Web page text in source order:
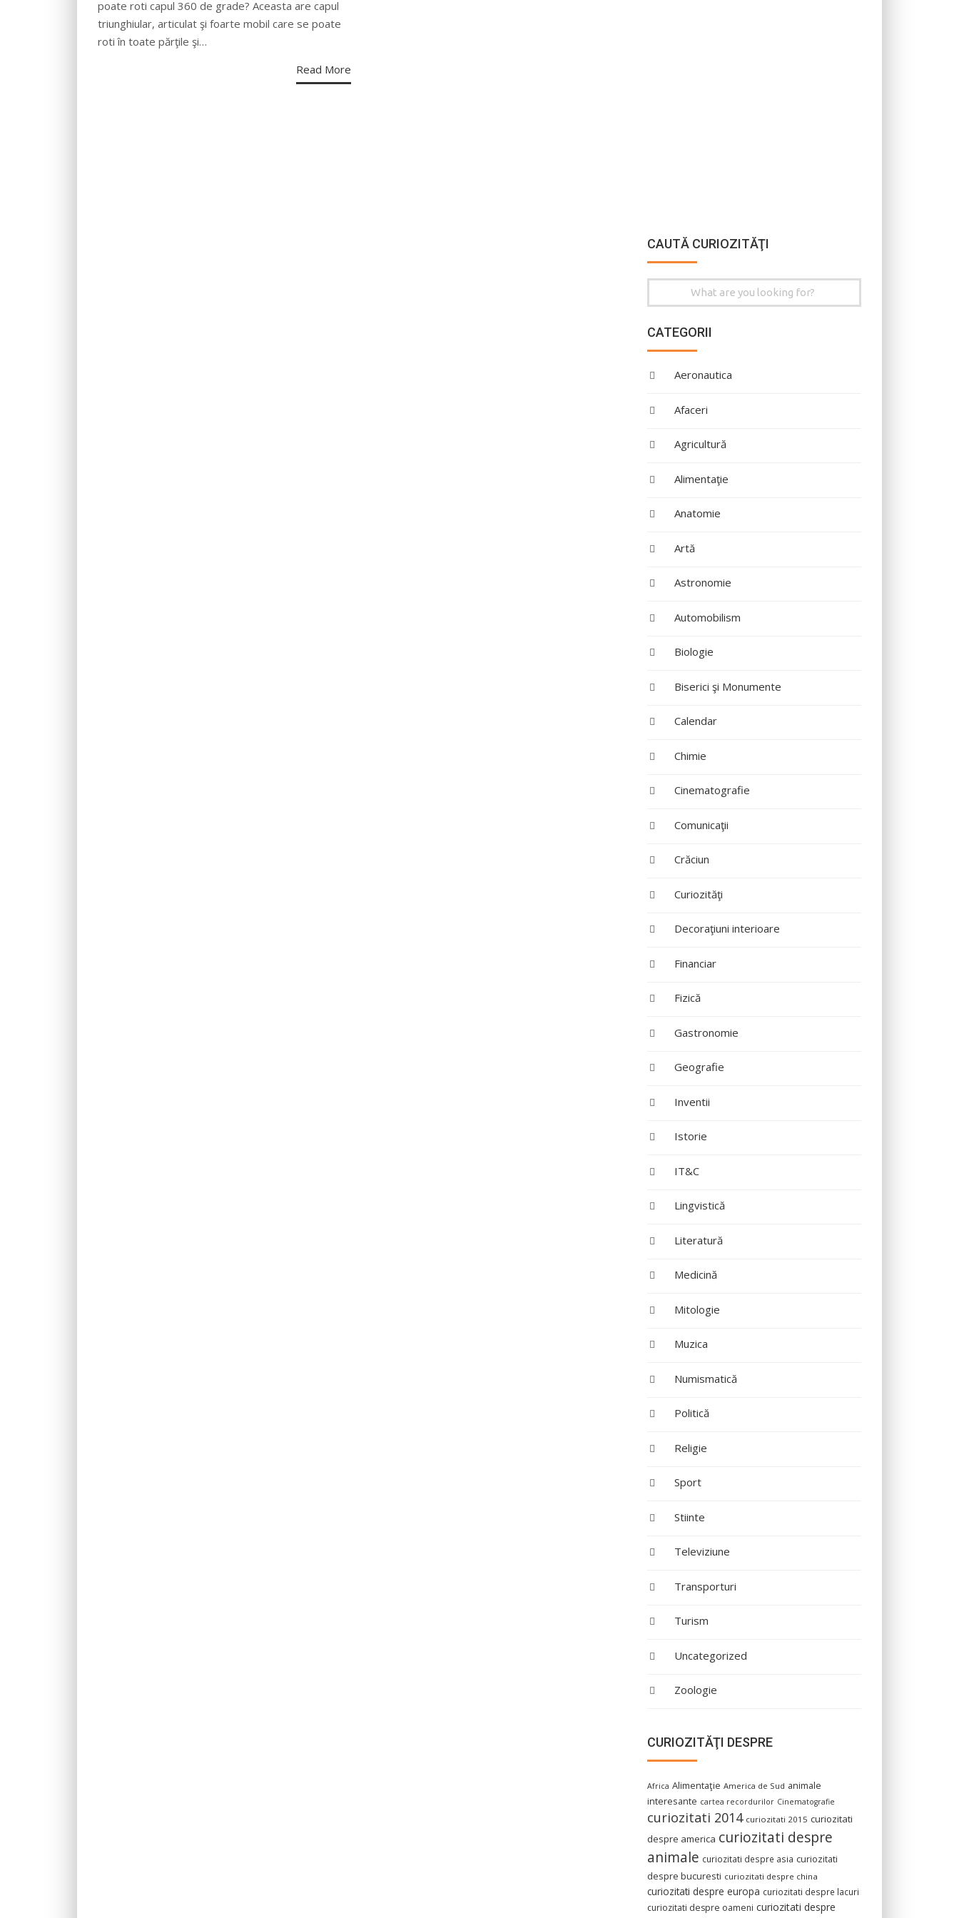
poate roti capul 360 de grade? Aceasta are capul
triunghiular, articulat şi foarte mobil care se poate
roti în toate părţile şi…
Read More
CAUTĂ CURIOZITĂŢI
Search
CATEGORII
Aeronautica
Afaceri
Agricultură
Alimentaţie
Anatomie
Artă
Astronomie
Automobilism
Biologie
Biserici şi Monumente
Calendar
Chimie
Cinematografie
Comunicaţii
Crăciun
Curiozităţi
Decoraţiuni interioare
Financiar
Fizică
Gastronomie
Geografie
Inventii
Istorie
IT&C
Lingvistică
Literatură
Medicină
Mitologie
Muzica
Numismatică
Politică
Religie
Sport
Stiinte
Televiziune
Transporturi
Turism
Uncategorized
Zoologie
CURIOZITĂŢI DESPRE
Africa Alimentaţie America de Sud animale
interesante cartea recordurilor Cinematografie
curiozitati 2014 curiozitati 2015 curiozitati
despre america curiozitati despre
animale curiozitati despre asia curiozitati
despre bucuresti curiozitati despre china
curiozitati despre europa curiozitati despre lacuri
curiozitati despre oameni curiozitati despre